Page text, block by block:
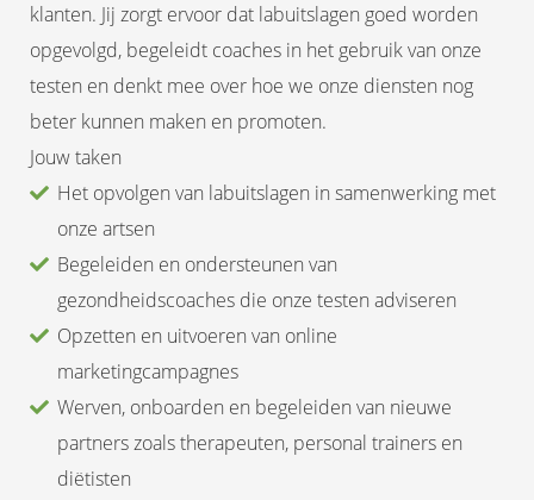
klanten. Jij zorgt ervoor dat labuitslagen goed worden
opgevolgd, begeleidt coaches in het gebruik van onze
testen en denkt mee over hoe we onze diensten nog
beter kunnen maken en promoten.
Jouw taken
Het opvolgen van labuitslagen in samenwerking met
onze artsen
Begeleiden en ondersteunen van
gezondheidscoaches die onze testen adviseren
Opzetten en uitvoeren van online
marketingcampagnes
Werven, onboarden en begeleiden van nieuwe
partners zoals therapeuten, personal trainers en
diëtisten